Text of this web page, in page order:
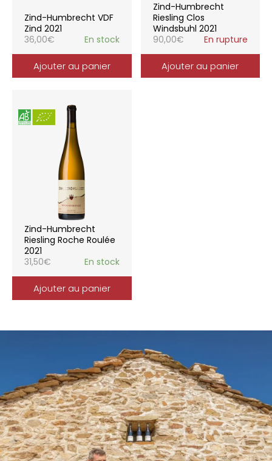
Zind-Humbrecht VDF
Zind 2021
36,00€ En stock
Ajouter au panier
Zind-Humbrecht
Riesling Clos
Windsbuhl 2021
90,00€ En rupture
Ajouter au panier
Zind-Humbrecht
Riesling Roche Roulée
2021
31,50€ En stock
Ajouter au panier